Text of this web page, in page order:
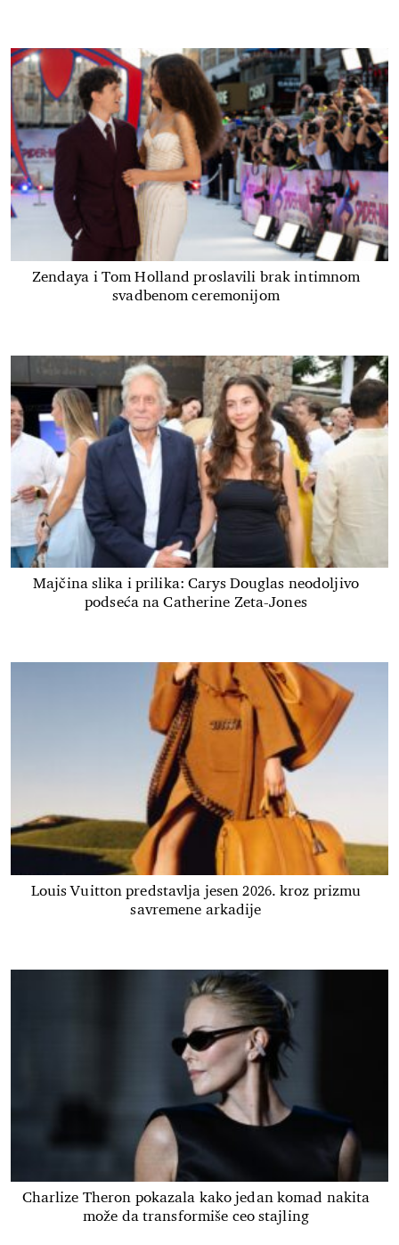
Zendaya i Tom Holland proslavili brak intimnom
svadbenom ceremonijom
Majčina slika i prilika: Carys Douglas neodoljivo
podseća na Catherine Zeta-Jones
Louis Vuitton predstavlja jesen 2026. kroz prizmu
savremene arkadije
Charlize Theron pokazala kako jedan komad nakita
može da transformiše ceo stajling